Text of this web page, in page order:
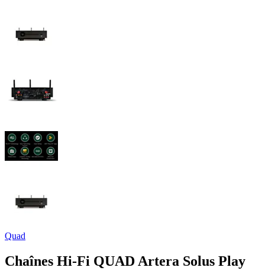
Quad
Chaînes Hi-Fi QUAD Artera Solus Play